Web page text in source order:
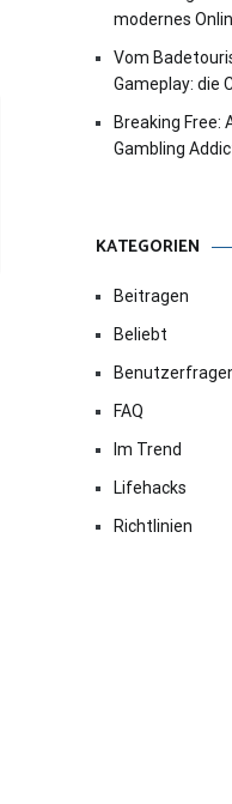
modernes
Vom
Gameplay: die
Breaking Free:
Gambling
KATEGORIEN
Beitragen
Beliebt
FAQ
Im Trend
Lifehacks
Richtlinien